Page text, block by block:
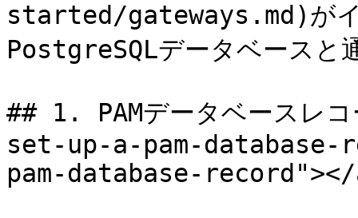
started/gateways.md)がイ
PostgreSQLデータベースと
## 1. PAMデータベース
set-up-a-pam-
pam-database-record"></